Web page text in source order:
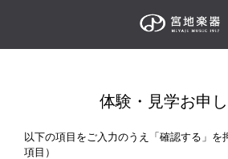
体験・見学お申
以下の項目をご入力のうえ「確認する」を
項目）